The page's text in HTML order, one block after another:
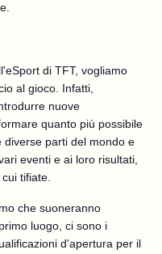
di TFT, vogliamo
al gioco. Infatti,
nuove
quanto più possibile
diverse parti del mondo e
eventi e ai loro risultati,
tifiate.
che suoneranno
luogo, ci sono i
d'apertura per il